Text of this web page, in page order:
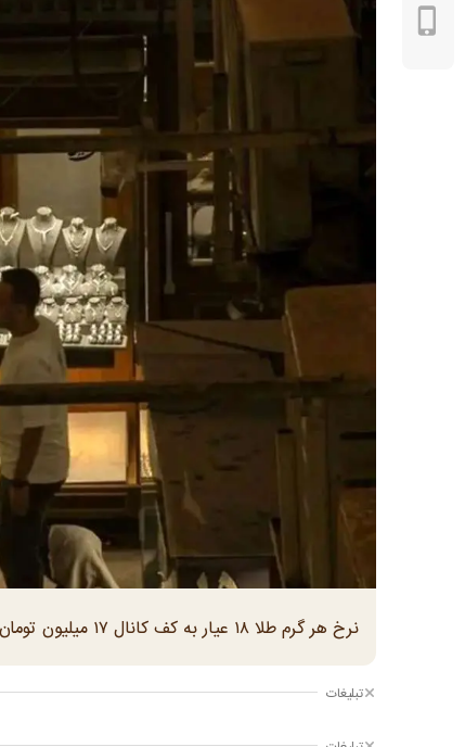
نرخ هر گرم طلا ۱۸ عیار به کف کانال ۱۷ میلیون تومان بازگشت
تبلیغات